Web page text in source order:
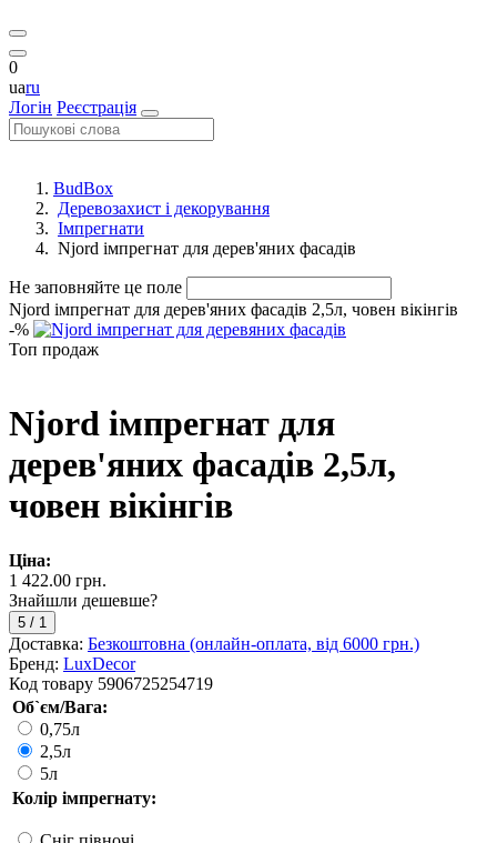
0
uaru
Логін Реєстрація
BudBox
Деревозахист і декорування
Імпрегнати
Njord імпрегнат для дерев'яних фасадів
Не заповняйте це поле
Njord імпрегнат для дерев'яних фасадів 2,5л, човен вікінгів
-%
Топ продаж
Njord імпрегнат для
дерев'яних фасадів 2,5л,
човен вікінгів
Ціна:
1 422.00 грн.
Знайшли дешевше?
5 / 1
Доставка: Безкоштовна (онлайн-оплата, від 6000 грн.)
Бренд: LuxDecor
Код товару 5906725254719
Об`єм/Вага:
0,75л
2,5л
5л
Колір імпрегнату: